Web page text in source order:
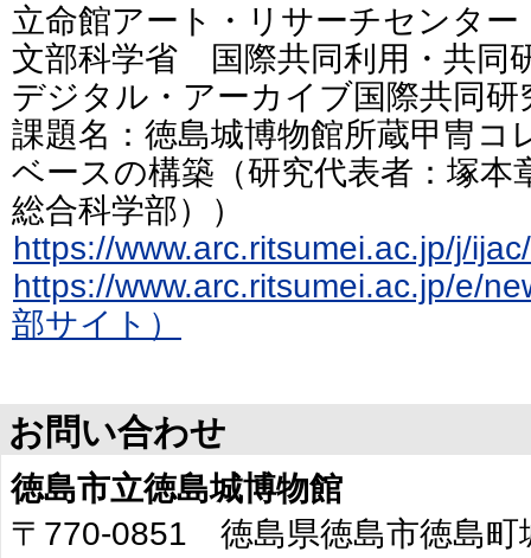
立命館アート・リサーチセンター
文部科学省 国際共同利用・共同
デジタル・アーカイブ国際共同研
課題名：徳島城博物館所蔵甲冑コ
ベースの構築（研究代表者：塚本
総合科学部））
https://www.arc.ritsumei.ac.jp/j/
https://www.arc.ritsumei.ac.jp/e/
部サイト）
お問い合わせ
徳島市立徳島城博物館
〒770-0851 徳島県徳島市徳島町